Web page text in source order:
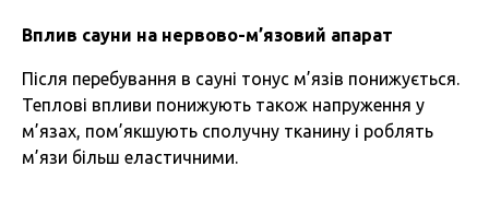
Вплив сауни на нервово-м’язовий апарат
Після перебування в сауні тонус м’язів понижується.
Теплові впливи понижують також напруження у
м’язах, пом’якшують сполучну тканину і роблять
м’язи більш еластичними.